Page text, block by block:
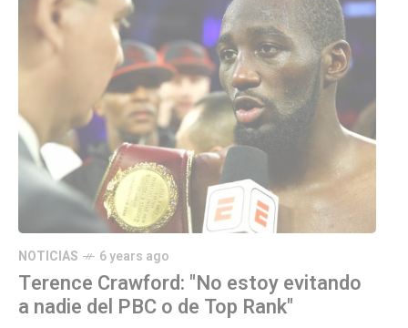
NOTICIAS 6 years ago
Terence Crawford: "No estoy evitando
a nadie del PBC o de Top Rank"